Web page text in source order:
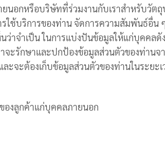
กหรือบริษัทที่ร่วมงานกับเราสำหรับวัตถุ
ใช้บริการของท่าน จัดการความสัมพันธ์อื่
าจำเป็น ในการแบ่งปันข้อมูลให้แก่บุคค
ะรักษาและปกป้องข้อมูลส่วนตัวของท่านจา
จะต้องเก็บข้อมูลส่วนตัวของท่านในระยะ
องลูกค้าแก่บุคคลภายนอก